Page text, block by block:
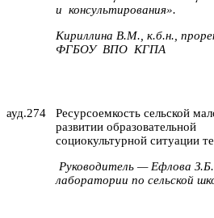
и консультирования».
Кириллина В.М., к.б.н.,
ФГБОУ ВПО КГПА
ауд.274
Ресурсоемкость сельской
развитии образовательной
социокультурной ситуации
Руководитель — Ефлова
лаборатории по сельской